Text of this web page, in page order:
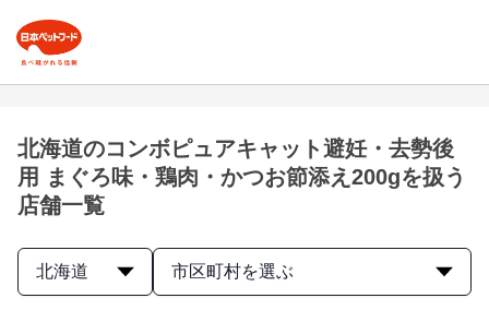
北海道のコンボピュアキャット避妊・去勢後
用 まぐろ味・鶏肉・かつお節添え200gを扱う
店舗一覧
北海道 市区町村を選ぶ